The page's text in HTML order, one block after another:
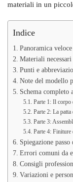
materiali in un
Indice
Panoramica
Materiali necessari
Punti e
Note del modello
Schema completo
Parte 1: Il corpo
Parte 2: La
Parte 3:
Parte 4: Finiture
Spiegazione passo
Errori comuni da
Consigli
Variazioni e